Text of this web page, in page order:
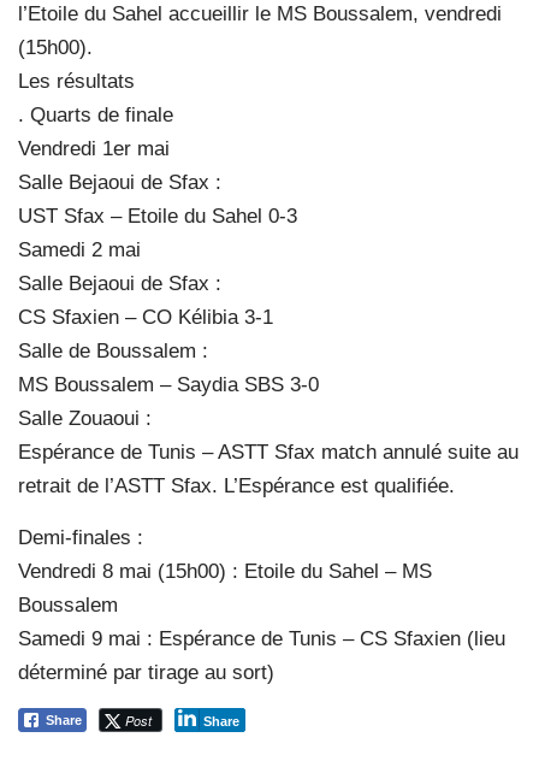
l’Etoile du Sahel accueillir le MS Boussalem, vendredi
(15h00).
Les résultats
. Quarts de finale
Vendredi 1er mai
Salle Bejaoui de Sfax :
UST Sfax – Etoile du Sahel 0-3
Samedi 2 mai
Salle Bejaoui de Sfax :
CS Sfaxien – CO Kélibia 3-1
Salle de Boussalem :
MS Boussalem – Saydia SBS 3-0
Salle Zouaoui :
Espérance de Tunis – ASTT Sfax match annulé suite au
retrait de l’ASTT Sfax. L’Espérance est qualifiée.
Demi-finales :
Vendredi 8 mai (15h00) : Etoile du Sahel – MS
Boussalem
Samedi 9 mai : Espérance de Tunis – CS Sfaxien (lieu
déterminé par tirage au sort)
Share Post Share